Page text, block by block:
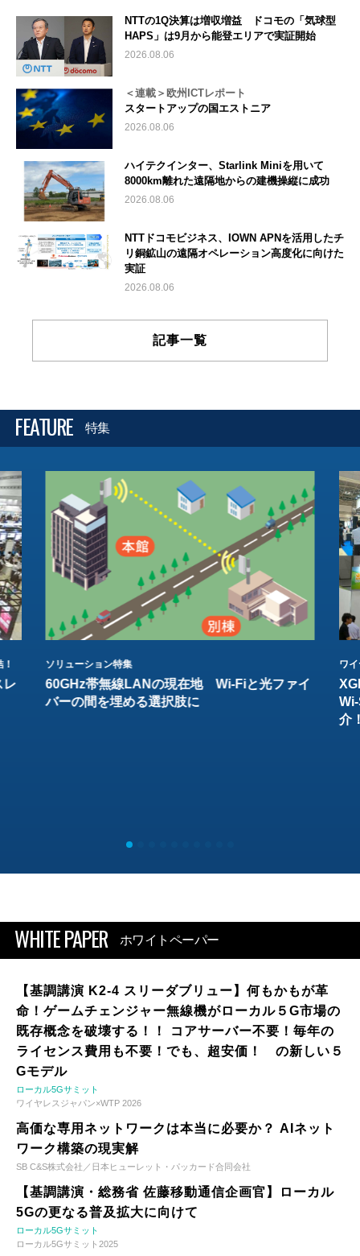
NTTの1Q決算は増収増益 ドコモの「気球型
HAPS」は9月から能登エリアで実証開始
2026.08.06
＜連載＞欧州ICTレポート
スタートアップの国エストニア
2026.08.06
ハイテクインター、Starlink Miniを用いて
8000km離れた遠隔地からの建機操縦に成功
2026.08.06
NTTドコモビジネス、IOWN APNを活用したチ
リ銅鉱山の遠隔オペレーション高度化に向けた
実証
2026.08.06
記事一覧
FEATURE 特集
レ
ソリューション特集
60GHz帯無線LANの現在地 Wi-Fiと光ファイ
バーの間を埋める選択肢に
ワ
介
WHITE PAPER ホワイトペーパー
【基調講演 K2-4 スリーダブリュー】何もかもが革
命！ゲームチェンジャー無線機がローカル５G市場の
既存概念を破壊する！！ コアサーバー不要！毎年の
ライセンス費用も不要！でも、超安価！ の新しい５
Gモデル
ローカル5Gサミット
ワイヤレスジャパン×WTP 2026
高価な専用ネットワークは本当に必要か？ AIネット
ワーク構築の現実解
SB C&S株式会社／日本ヒューレット・パッカード合同会社
【基調講演・総務省 佐藤移動通信企画官】ローカル
5Gの更なる普及拡大に向けて
ローカル5Gサミット
ローカル5Gサミット2025